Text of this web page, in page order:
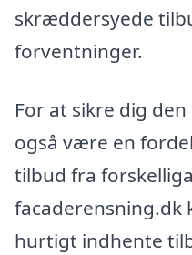
skræddersyede
forventninger.
For at sikre dig
også være en
tilbud fra
facaderensning.dk
hurtigt indhente